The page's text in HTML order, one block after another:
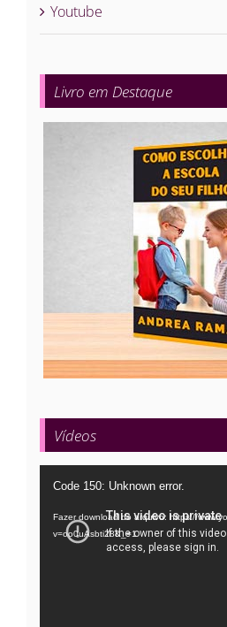
Youtube
Livro em Destaque
Vídeos
Tocador
vídeo
Code 150: Unknown error.
Fazer download do arquivo: https://
v=oo0uAsbti28&_=1